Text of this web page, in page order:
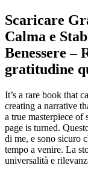
Scaricare
Calma e
Benessere –
gratitudine
It’s a rare book that
creating a narrative
a true masterpiece
page is turned.
di me, e sono sicuro
tempo a venire. La
universalità e